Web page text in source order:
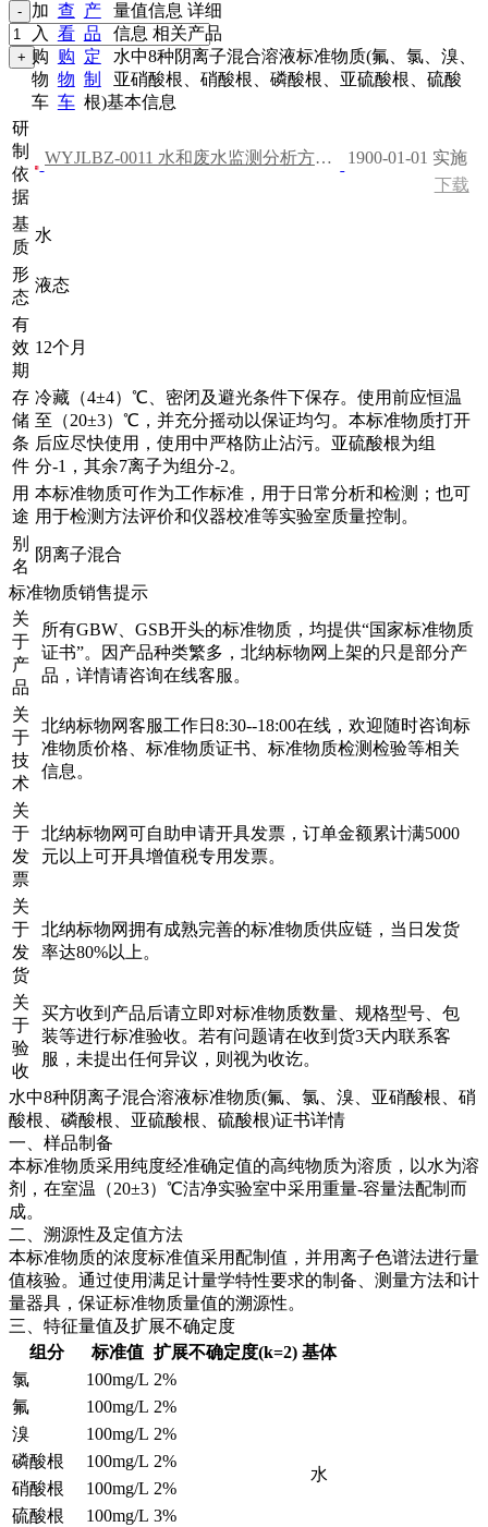
加
入
购
物
车
查
看
购
物
车
产
品
定
制
量值信息 详细
信息 相关产品
水中8种阴离子混合溶液标准物质(氟、氯、溴、
亚硝酸根、硝酸根、磷酸根、亚硫酸根、硫酸
根)基本信息
研
制
依
据
WYJLBZ-0011 水和废水监测分析方法（第四版）
1900-01-01 实施
下载
基
质
水
形
态
液态
有
效
期
12个月
存
储
条
件
冷藏（4±4）℃、密闭及避光条件下保存。使用前应恒温
至（20±3）℃，并充分摇动以保证均匀。本标准物质打开
后应尽快使用，使用中严格防止沾污。亚硫酸根为组
分-1，其余7离子为组分-2。
用
途
本标准物质可作为工作标准，用于日常分析和检测；也可
用于检测方法评价和仪器校准等实验室质量控制。
别
名
阴离子混合
标准物质销售提示
关
于
产
品
所有GBW、GSB开头的标准物质，均提供“国家标准物质
证书”。因产品种类繁多，北纳标物网上架的只是部分产
品，详情请咨询在线客服。
关
于
技
术
北纳标物网客服工作日8:30--18:00在线，欢迎随时咨询标
准物质价格、标准物质证书、标准物质检测检验等相关
信息。
关
于
发
票
北纳标物网可自助申请开具发票，订单金额累计满5000
元以上可开具增值税专用发票。
关
于
发
货
北纳标物网拥有成熟完善的标准物质供应链，当日发货
率达80%以上。
关
于
验
收
买方收到产品后请立即对标准物质数量、规格型号、包
装等进行标准验收。若有问题请在收到货3天内联系客
服，未提出任何异议，则视为收讫。
水中8种阴离子混合溶液标准物质(氟、氯、溴、亚硝酸根、硝
酸根、磷酸根、亚硫酸根、硫酸根)证书详情
一、样品制备
本标准物质采用纯度经准确定值的高纯物质为溶质，以水为溶
剂，在室温（20±3）℃洁净实验室中采用重量-容量法配制而
成。
二、溯源性及定值方法
本标准物质的浓度标准值采用配制值，并用离子色谱法进行量
值核验。通过使用满足计量学特性要求的制备、测量方法和计
量器具，保证标准物质量值的溯源性。
三、特征量值及扩展不确定度
组分
标准值 扩展不确定度(k=2) 基体
氯
100mg/L 2%
水
氟 100mg/L 2%
溴
100mg/L 2%
磷酸根
100mg/L 2%
硝酸根
100mg/L 2%
硫酸根
100mg/L 3%